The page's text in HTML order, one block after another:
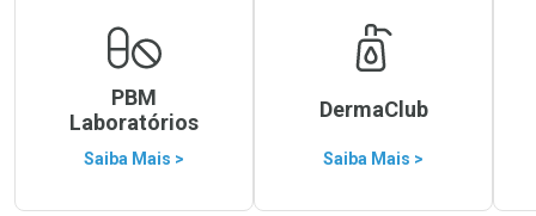
PBM
Laboratórios
Saiba Mais >
DermaClub
Saiba Mais >